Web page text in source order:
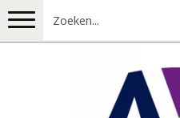
Menu
Bedrijfs- en promokleding